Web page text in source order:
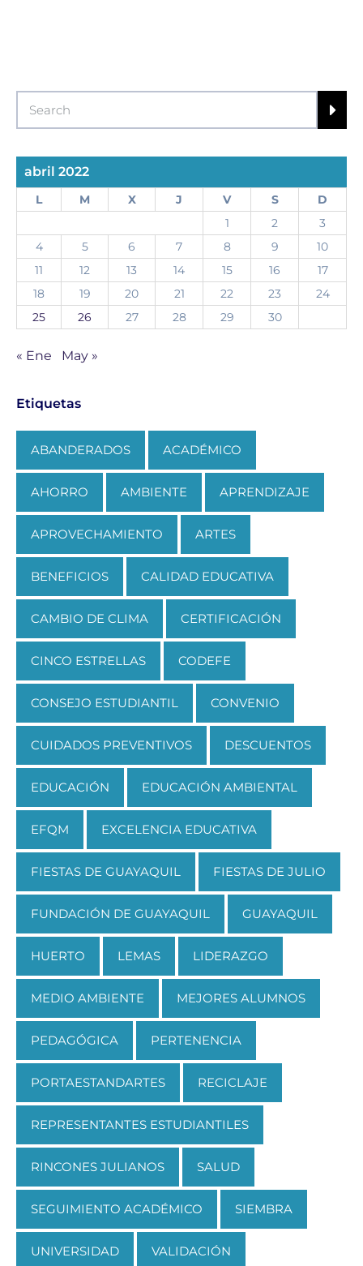
abril 2022
L M X J V S
D
1
2
3
4
5 6 7 8 9
10
11
12 13 14 15 16
17
18
19 20 21 22 23
24
25
26 27 28 29 30
« Ene May »
Etiquetas
ABANDERADOS ACADÉMICO
AHORRO AMBIENTE APRENDIZAJE
APROVECHAMIENTO ARTES
BENEFICIOS CALIDAD EDUCATIVA
CAMBIO DE CLIMA CERTIFICACIÓN
CINCO ESTRELLAS CODEFE
CONSEJO ESTUDIANTIL CONVENIO
CUIDADOS PREVENTIVOS DESCUENTOS
EDUCACIÓN EDUCACIÓN AMBIENTAL
EFQM EXCELENCIA EDUCATIVA
FIESTAS DE GUAYAQUIL FIESTAS DE JULIO
FUNDACIÓN DE GUAYAQUIL GUAYAQUIL
HUERTO LEMAS LIDERAZGO
MEDIO AMBIENTE MEJORES ALUMNOS
PEDAGÓGICA PERTENENCIA
PORTAESTANDARTES RECICLAJE
REPRESENTANTES ESTUDIANTILES
RINCONES JULIANOS SALUD
SEGUIMIENTO ACADÉMICO SIEMBRA
UNIVERSIDAD VALIDACIÓN